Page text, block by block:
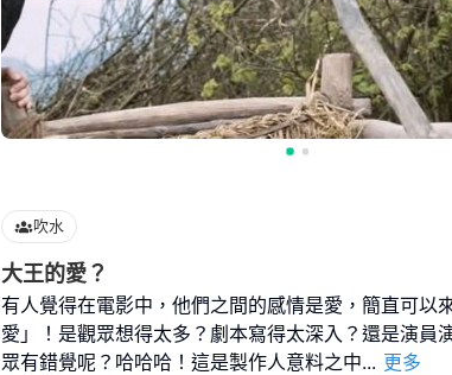
吹水
大王的愛？
有人覺得在電影中，他們之間的感情是愛，簡直可以
愛」！是觀眾想得太多？劇本寫得太深入？還是演員
眾有錯覺呢？哈哈哈！這是製作人意料之中... 更多